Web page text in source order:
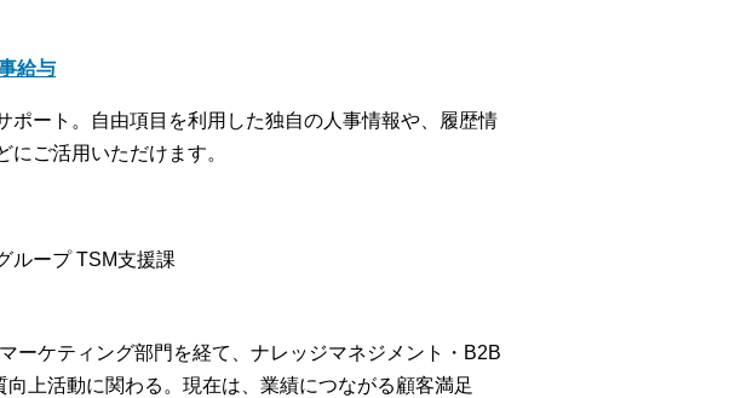
給与
ポート。自由項目を利用した独自の人事情報や、履歴情
ご活用いただけます。
ループ TSM支援課
ーケティング部門を経て、ナレッジマネジメント・B2B
上活動に関わる。現在は、業績につながる顧客満足